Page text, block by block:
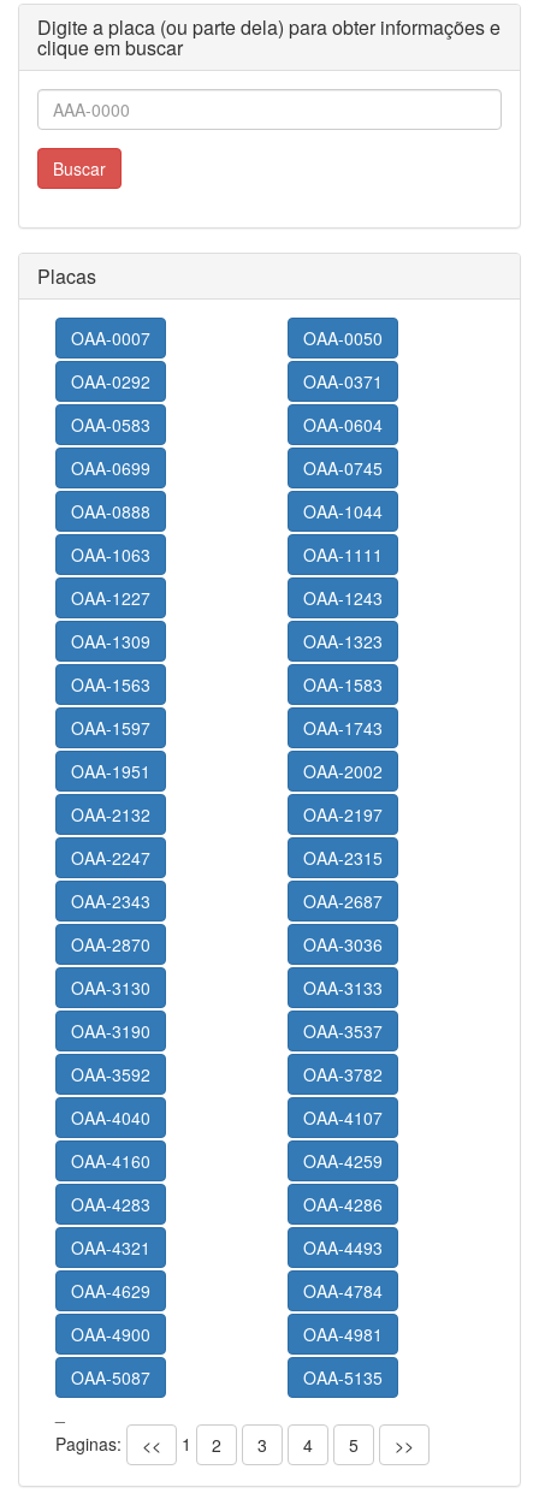
Digite a placa (ou parte dela) para obter informações e
clique em buscar
Buscar
Placas
OAA-0007
OAA-0050
OAA-0292
OAA-0371
OAA-0583
OAA-0604
OAA-0699
OAA-0745
OAA-0888
OAA-1044
OAA-1063
OAA-1111
OAA-1227
OAA-1243
OAA-1309
OAA-1323
OAA-1563
OAA-1583
OAA-1597
OAA-1743
OAA-1951
OAA-2002
OAA-2132
OAA-2197
OAA-2247
OAA-2315
OAA-2343
OAA-2687
OAA-2870
OAA-3036
OAA-3130
OAA-3133
OAA-3190
OAA-3537
OAA-3592
OAA-3782
OAA-4040
OAA-4107
OAA-4160
OAA-4259
OAA-4283
OAA-4286
OAA-4321
OAA-4493
OAA-4629
OAA-4784
OAA-4900
OAA-4981
OAA-5087
OAA-5135
Paginas:
<< 1 2 3 4 5 >>